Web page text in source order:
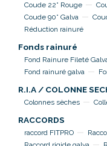
Coude 22° Rouge
Coude 90° Galva
Réduction rainuré
Fonds rainuré
Fond Rainure Fileté
Fond rainuré galva
R.I.A / COLONNE
Colonnes sèches
RACCORDS
raccord FITPRO